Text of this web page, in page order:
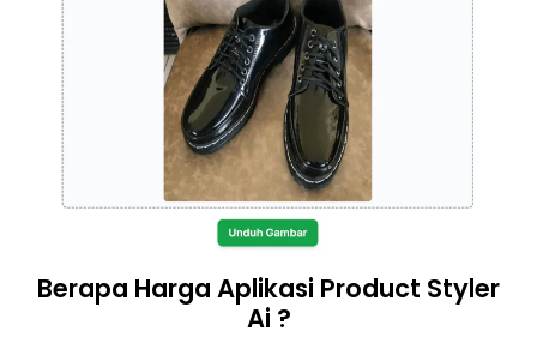
Berapa Harga Aplikasi Product Styler
Ai ?